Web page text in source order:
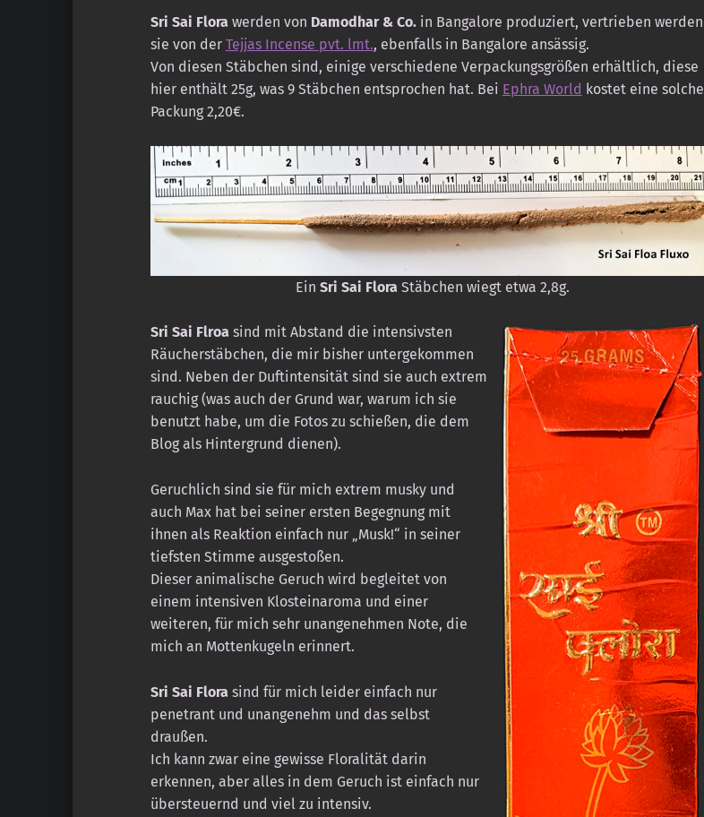
Sri Sai Florawerden von Damodhar & Co.in Bangalore produziert, vertrieben werden
sie von der Tejjas Incense pvt. lmt., ebenfalls in Bangalore ansässig.
Von diesen Stäbchen sind, einige verschiedene Verpackungsgrößen erhältlich, diese
hier enthält 25g, was 9 Stäbchen entsprochen hat. Bei Ephra World kostet eine solche
Packung 2,20€.
Ein Sri Sai FloraStäbchen wiegt etwa 2,8g.
Sri Sai Flroasind mit Abstand die intensivsten
Räucherstäbchen, die mir bisher untergekommen
sind. Neben der Duftintensität sind sie auch extrem
rauchig (was auch der Grund war, warum ich sie
benutzt habe, um die Fotos zu schießen, die dem
Blog als Hintergrund dienen).
Geruchlich sind sie für mich extrem musky und
auch Max hat bei seiner ersten Begegnung mit
ihnen als Reaktion einfach nur „Musk!“ in seiner
tiefsten Stimme ausgestoßen.
Dieser animalische Geruch wird begleitet von
einem intensiven Klosteinaroma und einer
weiteren, für mich sehr unangenehmen Note, die
mich an Mottenkugeln erinnert.
Sri Sai Florasind für mich leider einfach nur
penetrant und unangenehm und das selbst
draußen.
Ich kann zwar eine gewisse Floralität darin
erkennen, aber alles in dem Geruch ist einfach nur
übersteuernd und viel zu intensiv.